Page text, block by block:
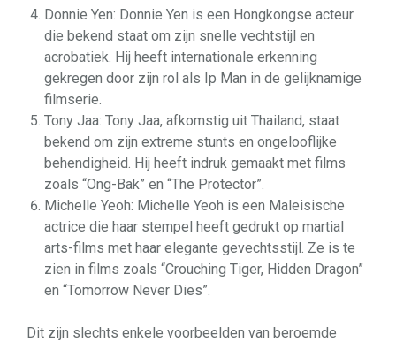
Donnie Yen: Donnie Yen is een Hongkongse acteur
die bekend staat om zijn snelle vechtstijl en
acrobatiek. Hij heeft internationale erkenning
gekregen door zijn rol als Ip Man in de gelijknamige
filmserie.
Tony Jaa: Tony Jaa, afkomstig uit Thailand, staat
bekend om zijn extreme stunts en ongelooflijke
behendigheid. Hij heeft indruk gemaakt met films
zoals “Ong-Bak” en “The Protector”.
Michelle Yeoh: Michelle Yeoh is een Maleisische
actrice die haar stempel heeft gedrukt op martial
arts-films met haar elegante gevechtsstijl. Ze is te
zien in films zoals “Crouching Tiger, Hidden Dragon”
en “Tomorrow Never Dies”.
Dit zijn slechts enkele voorbeelden van beroemde